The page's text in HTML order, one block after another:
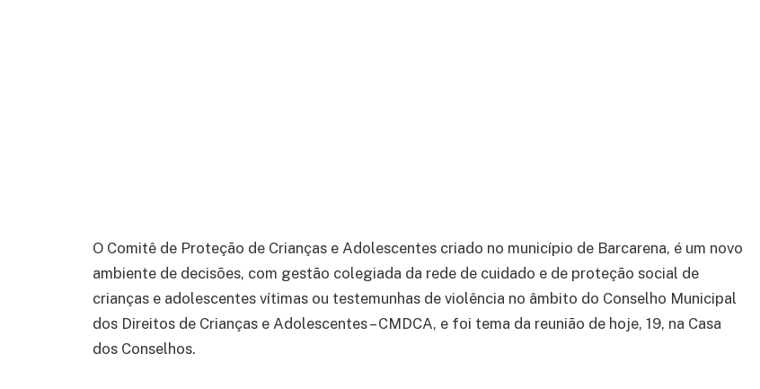
O Comitê de Proteção de Crianças e Adolescentes criado no município de Barcarena, é um novo
ambiente de decisões, com gestão colegiada da rede de cuidado e de proteção social de
crianças e adolescentes vítimas ou testemunhas de violência no âmbito do Conselho Municipal
dos Direitos de Crianças e Adolescentes – CMDCA, e foi tema da reunião de hoje, 19, na Casa
dos Conselhos.